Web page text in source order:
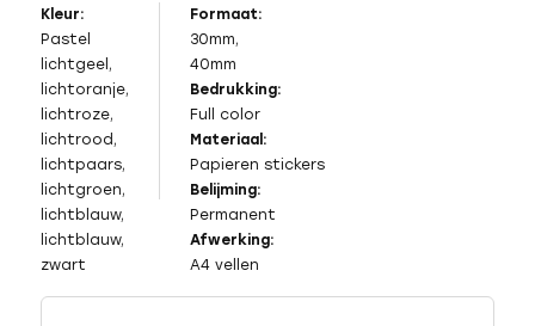
Kleur:
Pastel
lichtgeel,
lichtoranje,
lichtroze,
lichtrood,
lichtpaars,
lichtgroen,
lichtblauw,
lichtblauw,
zwart
Formaat:
30mm,
40mm
Bedrukking:
Full color
Materiaal:
Papieren stickers
Belijming:
Permanent
Afwerking:
A4 vellen